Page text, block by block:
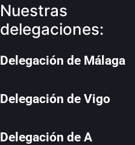
Nuestras
delegaciones:
Delegación de Málaga
Delegación de Vigo
Delegación de A